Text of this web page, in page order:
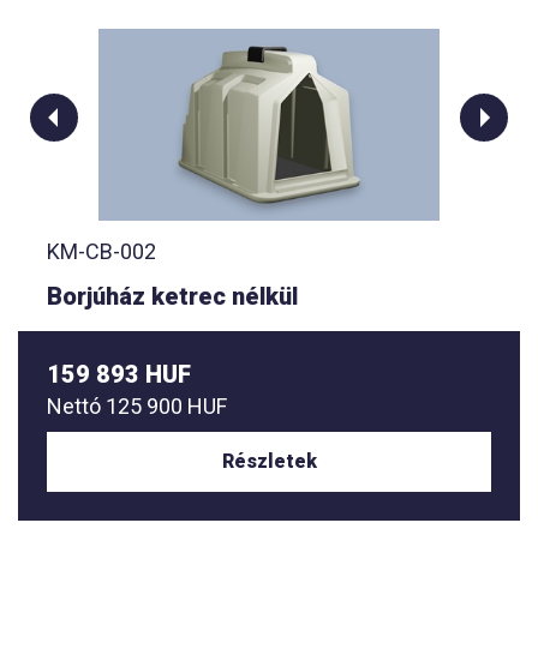
KM-CB-002
Borjúház ketrec nélkül
159 893 HUF
Nettó 125 900 HUF
Részletek